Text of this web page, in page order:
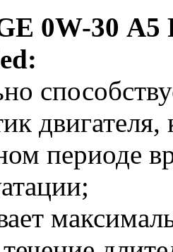
0W-30 A5
двигателя,
периоде